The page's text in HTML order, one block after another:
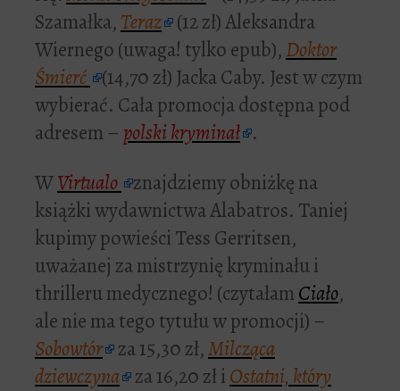
Szamałka,Teraz (12 zł) Aleksandra
Wiernego (uwaga! tylko epub),Doktor
Śmierć (14,70 zł) Jacka Caby. Jest w czym
wybierać. Cała promocja dostępna pod
adresem – polski kryminał .
WVirtualo znajdziemy obniżkę na
książki wydawnictwa Alabatros. Taniej
kupimy powieści Tess Gerritsen,
uważanej za mistrzynię kryminału i
thrilleru medycznego! (czytałamCiało,
ale nie ma tego tytułu w promocji) –
Sobowtór za 15,30 zł,Milcząca
dziewczyna za 16,20 zł iOstatni, który